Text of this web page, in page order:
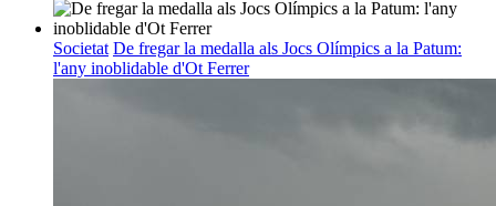
Societat De fregar la medalla als Jocs Olímpics a la Patum:
l'any inoblidable d'Ot Ferrer